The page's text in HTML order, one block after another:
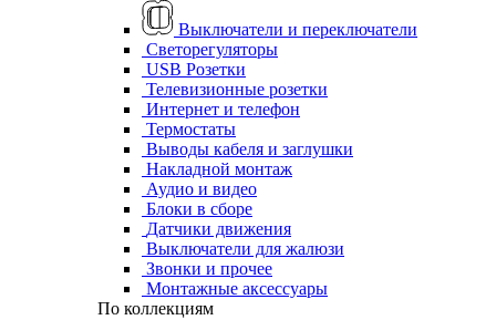
Выключатели и переключатели
Светорегуляторы
USB Розетки
Телевизионные розетки
Интернет и телефон
Термостаты
Выводы кабеля и заглушки
Накладной монтаж
Аудио и видео
Блоки в сборе
Датчики движения
Выключатели для жалюзи
Звонки и прочее
Монтажные аксессуары
По коллекциям